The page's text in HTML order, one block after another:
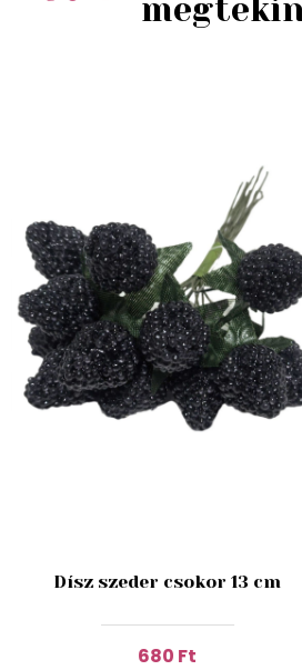
Dísz szeder csokor 13 cm
680 Ft